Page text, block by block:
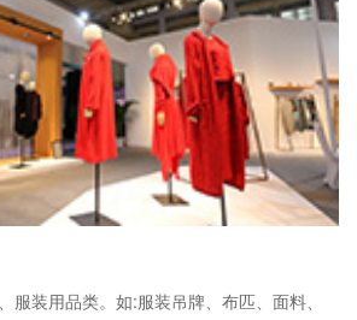
服装用品类。如:服装吊牌、布匹、面料、